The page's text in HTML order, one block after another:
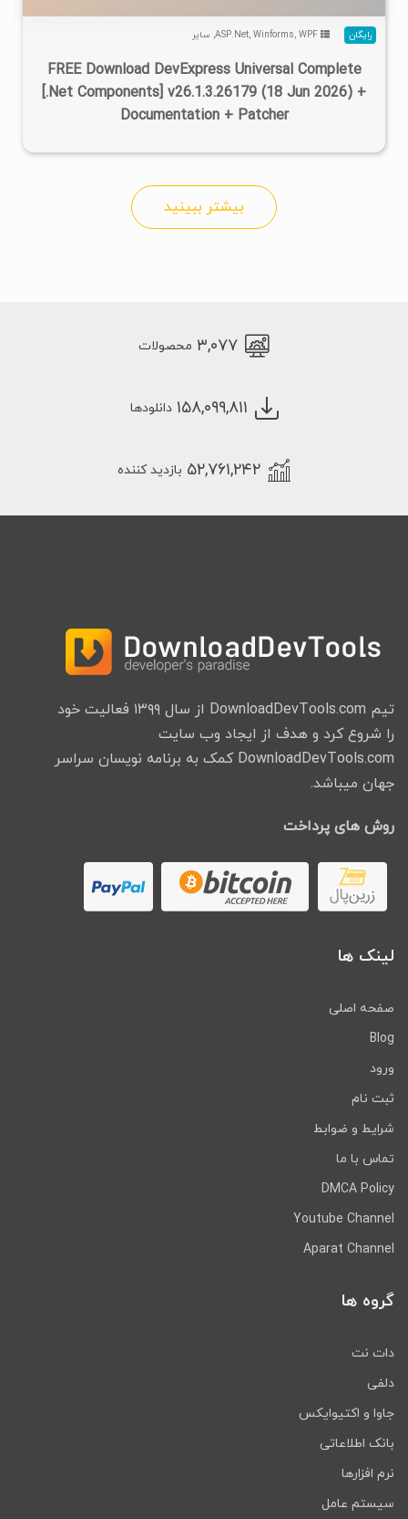
رایگان ASP.Net, Winforms, WPF
, سایر
FREE Download DevExpress Universal Complete
[.Net Components] v26.1.3.26179 (18 Jun 2026) +
Documentation + Patcher
بیشتر ببینید
۳,۰۷۷ محصولات
۱۵۸,۰۹۹,۸۱۱ دانلودها
۵۲,۷۶۱,۲۴۲ بازدید کننده
تیم DownloadDevTools.com از سال ۱۳۹۹ فعالیت خود
را شروع کرد و هدف از ایجاد وب سایت
DownloadDevTools.com کمک به برنامه نویسان سراسر
جهان میباشد.
روش های پرداخت
لینک ها
صفحه اصلی
Blog
ورود
ثبت نام
شرایط و ضوابط
تماس با ما
DMCA Policy
Youtube Channel
Aparat Channel
گروه ها
دات نت
دلفی
جاوا و اکتیوایکس
بانک اطلاعاتی
نرم افزارها
سیستم عامل